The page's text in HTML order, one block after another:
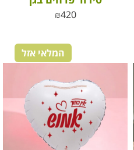
₪420
המלאי אזל